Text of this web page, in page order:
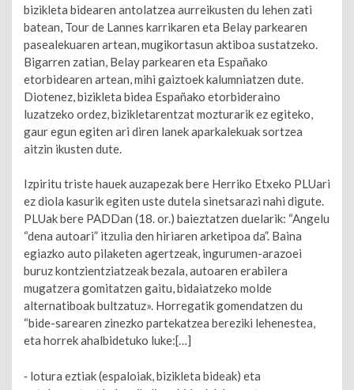
bizikleta bidearen antolatzea aurreikusten du lehen zati
batean, Tour de Lannes karrikaren eta Belay parkearen
pasealekuaren artean, mugikortasun aktiboa sustatzeko.
Bigarren zatian, Belay parkearen eta Españako
etorbidearen artean, mihi gaiztoek kalumniatzen dute.
Diotenez, bizikleta bidea Españako etorbideraino
luzatzeko ordez, bizikletarentzat mozturarik ez egiteko,
gaur egun egiten ari diren lanek aparkalekuak sortzea
aitzin ikusten dute.
Izpiritu triste hauek auzapezak bere Herriko Etxeko PLUari
ez diola kasurik egiten uste dutela sinetsarazi nahi digute.
PLUak bere PADDan (18. or.) baieztatzen duelarik: “Angelu
“dena autoari” itzulia den hiriaren arketipoa da”. Baina
egiazko auto pilaketen agertzeak, ingurumen-arazoei
buruz kontzientziatzeak bezala, autoaren erabilera
mugatzera gomitatzen gaitu, bidaiatzeko molde
alternatiboak bultzatuz». Horregatik gomendatzen du
“bide-sarearen zinezko partekatzea bereziki lehenestea,
eta horrek ahalbidetuko luke:[…]
‐ lotura eztiak (espaloiak, bizikleta bideak) eta